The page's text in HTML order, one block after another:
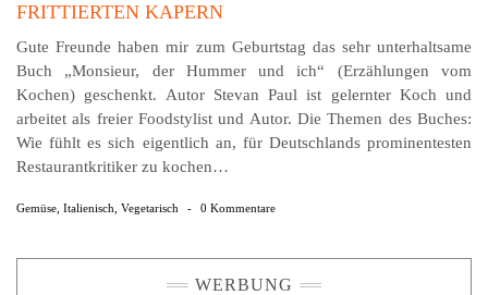
FRITTIERTEN KAPERN
Gute Freunde haben mir zum Geburtstag das sehr unterhaltsame
Buch „Monsieur, der Hummer und ich“ (Erzählungen vom
Kochen) geschenkt. Autor Stevan Paul ist gelernter Koch und
arbeitet als freier Foodstylist und Autor. Die Themen des Buches:
Wie fühlt es sich eigentlich an, für Deutschlands prominentesten
Restaurantkritiker zu kochen…
Gemüse Italienisch Vegetarisch - 0 Kommentare
WERBUNG